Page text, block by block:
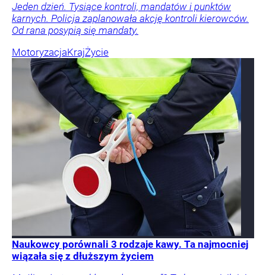
Jeden dzień. Tysiące kontroli, mandatów i punktów
karnych. Policja zaplanowała akcję kontroli kierowców.
Od rana posypią się mandaty.
MotoryzacjaKrajŻycie
Naukowcy porównali 3 rodzaje kawy. Ta najmocniej
wiązała się z dłuższym życiem